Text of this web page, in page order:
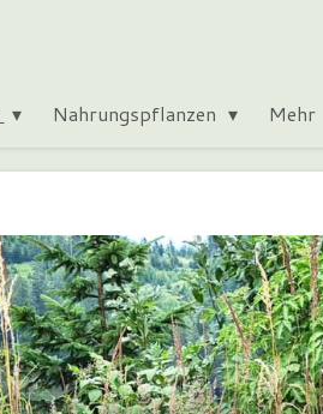
Nahrungspflanzen Mehr